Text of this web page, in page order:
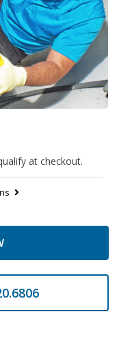
at checkout.